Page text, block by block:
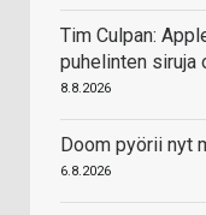
Tim Culpan:
puhelinten siruja
8.8.2026
Doom pyörii nyt
6.8.2026